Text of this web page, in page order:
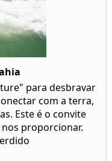
para desbravar
com a terra,
Este é o convite
proporcionar.